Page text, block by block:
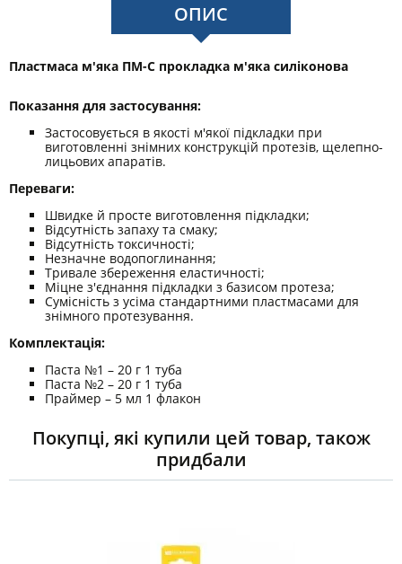
ОПИС
Пластмаса м'яка ПМ-С прокладка м'яка силіконова
Показання для застосування:
Застосовується в якості м'якої підкладки при
виготовленні знімних конструкцій протезів, щелепно-
лицьових апаратів.
Переваги:
Швидке й просте виготовлення підкладки;
Відсутність запаху та смаку;
Відсутність токсичності;
Незначне водопоглинання;
Тривале збереження еластичності;
Міцне з'єднання підкладки з базисом протеза;
Сумісність з усіма стандартними пластмасами для
знімного протезування.
Комплектація:
Паста №1 – 20 г 1 туба
Паста №2 – 20 г 1 туба
Праймер – 5 мл 1 флакон
Покупці, які купили цей товар, також
придбали